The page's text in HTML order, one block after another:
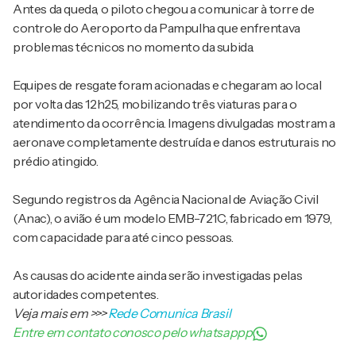
Antes da queda, o piloto chegou a comunicar à torre de
controle do Aeroporto da Pampulhaque enfrentava
problemas técnicos no momento da subida.
Equipes de resgate foram acionadas e chegaram ao local
por volta das 12h25, mobilizando três viaturas para o
atendimento da ocorrência. Imagens divulgadas mostram a
aeronave completamente destruída e danos estruturais no
prédio atingido.
Segundo registros da Agência Nacional de Aviação Civil
(Anac), o avião é um modelo EMB-721C, fabricado em 1979,
com capacidade para até cinco pessoas.
As causas do acidente ainda serão investigadas pelas
autoridades competentes.
Veja mais em>>>Rede Comunica Brasil
Entre em contato conosco pelo whatsappp